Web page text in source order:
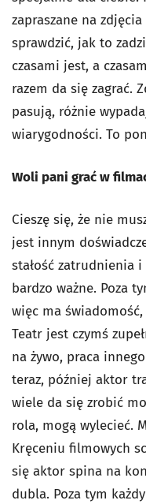
zapraszane na
sprawdzić, jak to
czasami jest, a
razem da się zagrać.
pasują, różnie
wiarygodności. To
Woli pani grać w
Cieszę się, że nie
jest innym
stałość zatrudnienia
bardzo ważne. Poza
więc ma
Teatr jest czymś
na żywo, praca
teraz, później aktor
wiele da się zrobić
rola, mogą wylecieć.
Kręceniu filmowych
się aktor spina na
dubla. Poza tym